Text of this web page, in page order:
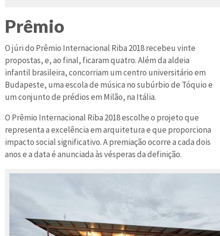
Prêmio
O júri do Prêmio Internacional Riba 2018 recebeu vinte
propostas, e, ao final, ficaram quatro. Além da aldeia
infantil brasileira, concorriam um centro universitário em
Budapeste, uma escola de música no subúrbio de Tóquio e
um conjunto de prédios em Milão, na Itália.
O Prêmio Internacional Riba 2018 escolhe o projeto que
representa a excelência em arquitetura e que proporciona
impacto social significativo. A premiação ocorre a cada dois
anos e a data é anunciada às vésperas da definição.